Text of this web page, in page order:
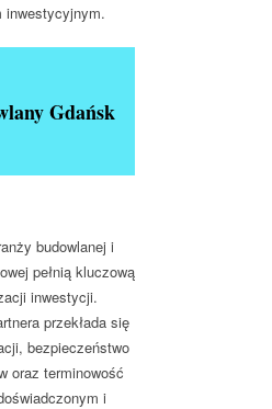
inwestycyjnym.
Gdańsk
budowlanej i
pełnią kluczową
inwestycji.
przekłada się
bezpieczeństwo
oraz terminowość
i